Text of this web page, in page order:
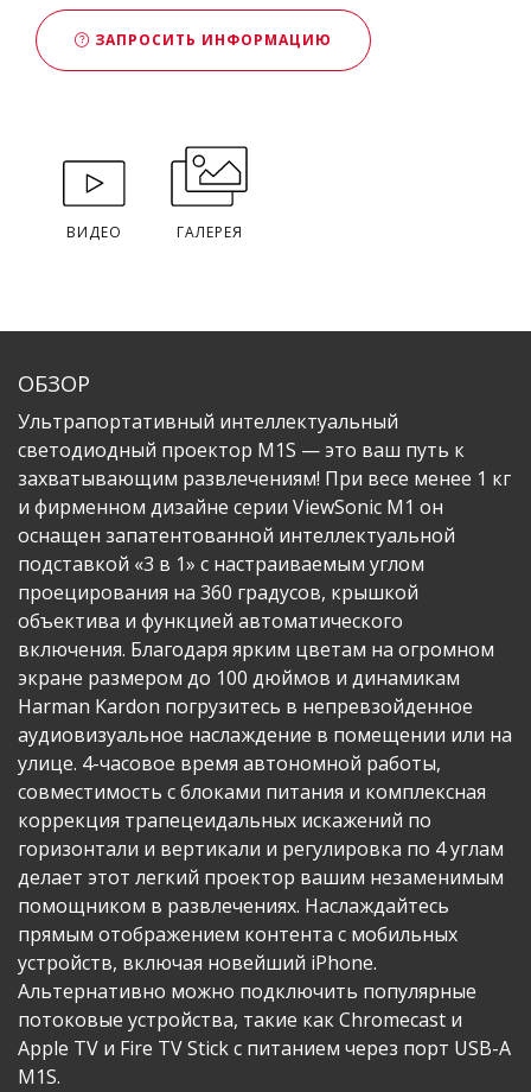
ЗАПРОСИТЬ ИНФОРМАЦИЮ
ВИДЕО ГАЛЕРЕЯ
ОБЗОР
​Ультрапортативный интеллектуальный
светодиодный проектор M1S — это ваш путь к
захватывающим развлечениям! При весе менее 1 кг
и фирменном дизайне серии ViewSonic M1 он
оснащен запатентованной интеллектуальной
подставкой «3 в 1» с настраиваемым углом
проецирования на 360 градусов, крышкой
объектива и функцией автоматического
включения. Благодаря ярким цветам на огромном
экране размером до 100 дюймов и динамикам
Harman Kardon погрузитесь в непревзойденное
аудиовизуальное наслаждение в помещении или на
улице. 4-часовое время автономной работы,
совместимость с блоками питания и комплексная
коррекция трапецеидальных искажений по
горизонтали и вертикали и регулировка по 4 углам
делает этот легкий проектор вашим незаменимым
помощником в развлечениях. Наслаждайтесь
прямым отображением контента с мобильных
устройств, включая новейший iPhone.
Альтернативно можно подключить популярные
потоковые устройства, такие как Chromecast и
Apple TV и Fire TV Stick с питанием через порт USB-A
M1S.